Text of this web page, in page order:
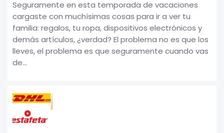
Seguramente en esta temporada de vacaciones
cargaste con muchísimas cosas para ir a ver tu
familia: regalos, tu ropa, dispositivos electrónicos y
demás artículos, ¿verdad? El problema no es que los
lleves, el problema es que seguramente cuando vas
de...